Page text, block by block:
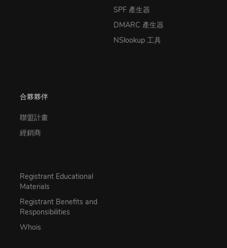
SPF 產生器
DMARC 產生器
NSlookup 工具
合夥夥伴
聯盟計畫
經銷商
Registrant Educational
Materials
Registrant Benefits and
Responsibilities
Whois